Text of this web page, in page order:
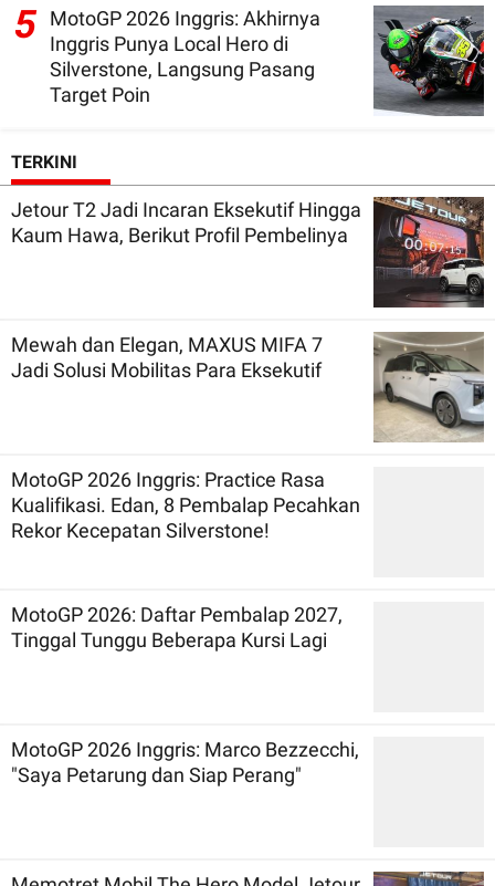
5 MotoGP 2026 Inggris: Akhirnya
Inggris Punya Local Hero di
Silverstone, Langsung Pasang
Target Poin
TERKINI
Jetour T2 Jadi Incaran Eksekutif Hingga
Kaum Hawa, Berikut Profil Pembelinya
Mewah dan Elegan, MAXUS MIFA 7
Jadi Solusi Mobilitas Para Eksekutif
MotoGP 2026 Inggris: Practice Rasa
Kualifikasi. Edan, 8 Pembalap Pecahkan
Rekor Kecepatan Silverstone!
MotoGP 2026: Daftar Pembalap 2027,
Tinggal Tunggu Beberapa Kursi Lagi
MotoGP 2026 Inggris: Marco Bezzecchi,
"Saya Petarung dan Siap Perang"